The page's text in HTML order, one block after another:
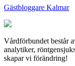
Gästbloggare Kalmar
Vårdförbundet består
analytiker,
skapar vi förändring!